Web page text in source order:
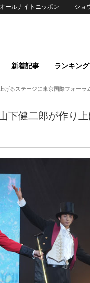
オールナイトニッポン ショ
新着記事 ランキング
るステージに東京国際フォーラ
下健二郎が作り